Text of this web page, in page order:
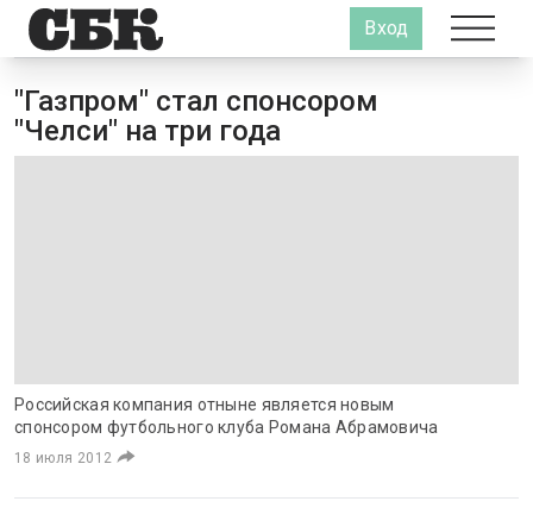
Вход
"Газпром" стал спонсором
"Челси" на три года
Российская компания отныне является новым
спонсором футбольного клуба Романа Абрамовича
18 июля 2012